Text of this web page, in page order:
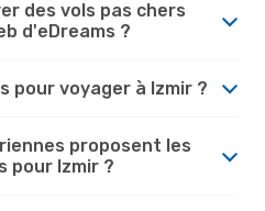
des vols pas chers
d'eDreams ?
pour voyager à Izmir ?
proposent les
pour Izmir ?